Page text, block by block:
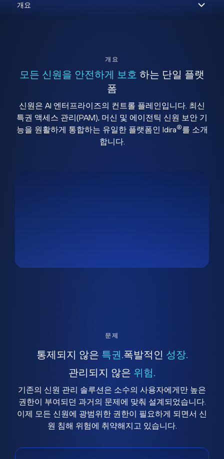
개요
모든 신원을 안전하게 보호 하는 단일 플랫
폼
신원은 AI 엔터프라이즈의 컨트롤 플레인입니다. 최신
특권 액세스 관리(PAM), 머신 및 에이전틱 신원 보안 기
능을 원활하게 통합하는 유일한 플랫폼인 Idira®를 소개
합니다.
문제
통제되지 않은 특권. 폭발적인 성장.
관리되지 않은 위험.
기존의 신원 관리 솔루션은 소수의 사용자에게만 높은
권한이 부여되던 과거의 문제에 맞춰 설계되었습니다.
이제 모든 신원에 광범위한 권한이 필요하게 되면서 신
원 침해 위험에 취약해지고 있습니다.